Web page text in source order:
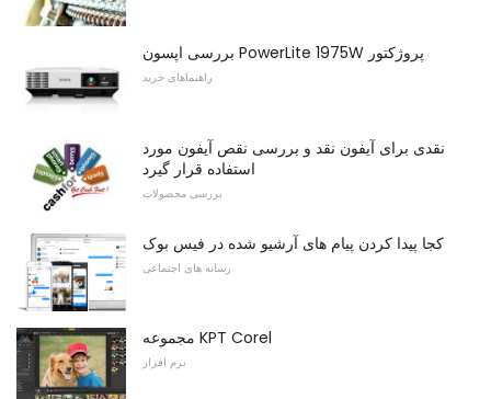
بررسی اپسون PowerLite 1975W پروژکتور
راهنماهای خرید
نقدی برای آیفون نقد و بررسی نقص آیفون مورد
استفاده قرار گیرد
بررسی محصولات
کجا پیدا کردن پیام های آرشیو شده در فیس بوک
رسانه های اجتماعی
مجموعه KPT Corel
نرم افزار